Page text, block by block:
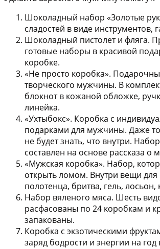
Шоколадный набор «Золотые
сладостей в виде инструментов,
Шоколадный пистолет и фляга.
готовые наборы в красивой
коробке.
«Не просто коробка».
творческого мужчины. В
блокнот в кожаной обложке,
линейка.
«Ухтыбокс». Коробка с
подарками для мужчины. Даже
не будет знать, что внутри.
составлен на основе рассказа о
«Мужская коробка». Набор,
открыть ломом. Внутри вещи для
полотенца, бритва, гель, лосьон,
Набор вяленого мяса. Шесть
расфасованы по 24 коробкам и
запакованы.
Коробка с экзотическими
заряд бодрости и энергии на год